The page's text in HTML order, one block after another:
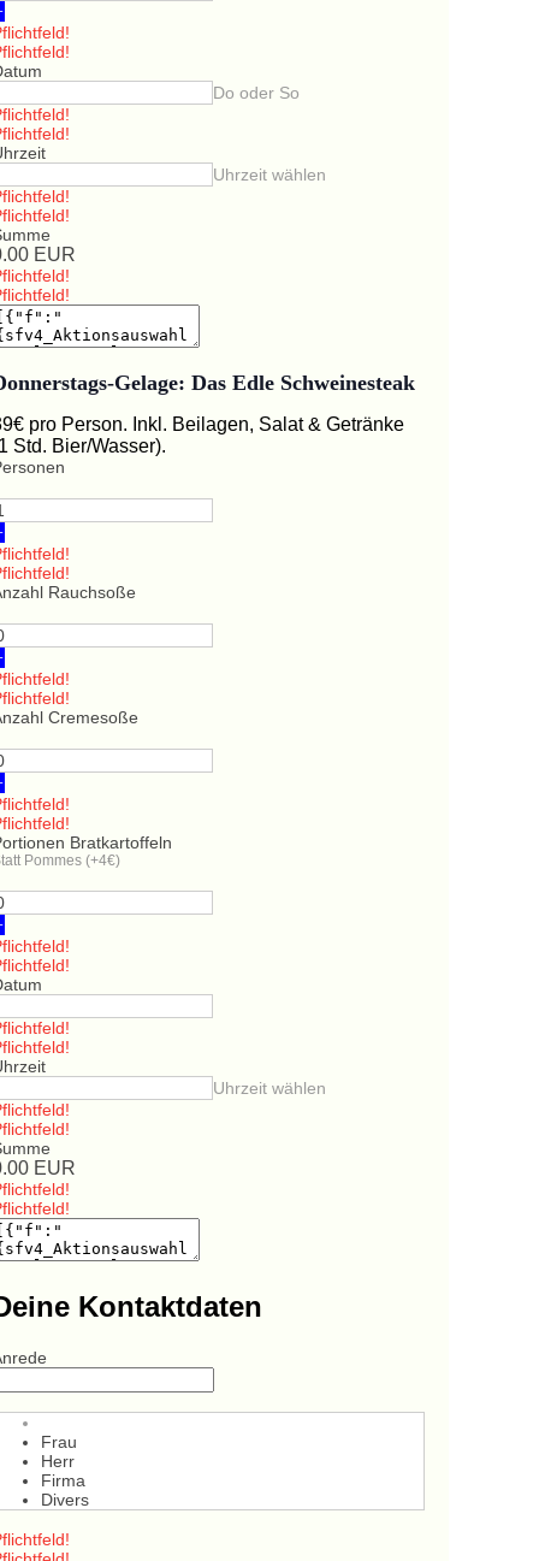
Do oder So
Uhrzeit wählen
EUR
Gelage: Das Edle Schweinesteak
pro Person. Inkl. Beilagen, Salat & Getränke
Std. Bier/Wasser).
Rauchsoße
Cremesoße
Bratkartoffeln
Pommes (+4€)
Uhrzeit wählen
EUR
Kontaktdaten
Frau
Herr
Firma
Divers